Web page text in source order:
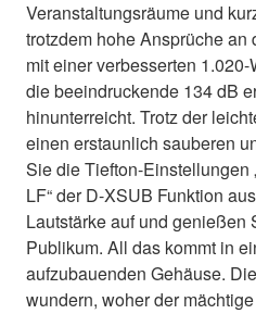
Veranstaltungsräume und
trotzdem hohe Ansprüche
mit einer verbesserten
die beeindruckende 134 dB
hinunterreicht. Trotz der
einen erstaunlich sauberen
Sie die Tiefton-Einstellungen
LF“ der D-XSUB Funktion
Lautstärke auf und genießen
Publikum. All das kommt in
aufzubauenden Gehäuse.
wundern, woher der